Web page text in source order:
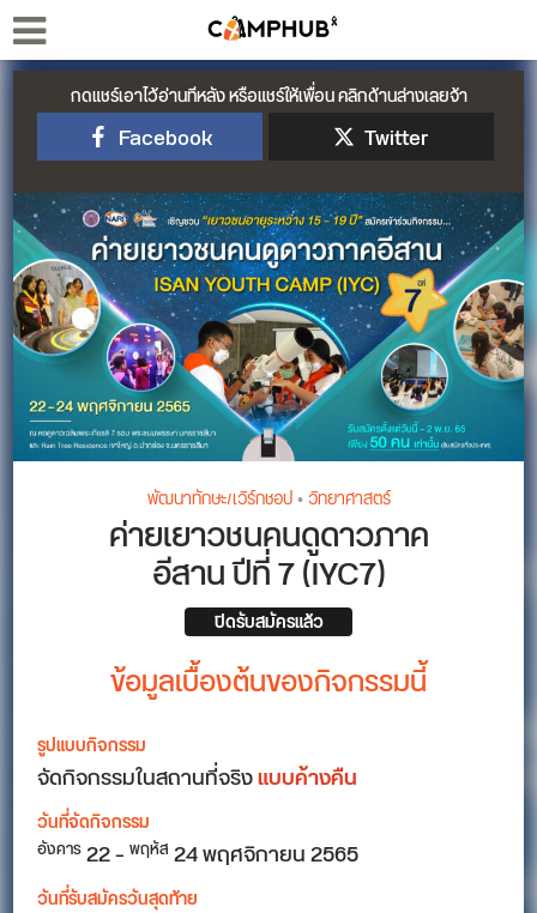
กดแชร์เอาไว้อ่านทีหลัง หรือแชร์ให้เพื่อน คลิกด้านล่างเลยจ้า
Facebook Twitter
พัฒนาทักษะ/เวิร์กชอป•วิทยาศาสตร์
ค่ายเยาวชนคนดูดาวภาค
อีสาน ปีที่ 7 (IYC7)
ปิดรับสมัครแล้ว
ข้อมูลเบื้องต้นของกิจกรรมนี้
รูปแบบกิจกรรม
จัดกิจกรรมในสถานที่จริงแบบค้างคืน
วันที่จัดกิจกรรม
อังคาร22 –พฤหัส 24 พฤศจิกายน 2565
วันที่รับสมัครวันสุดท้าย